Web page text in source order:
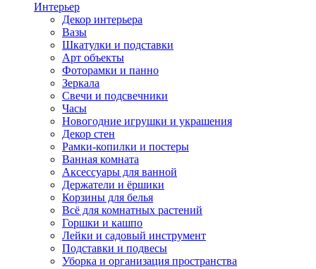
Интерьер
Декор интерьера
Вазы
Шкатулки и подставки
Арт объекты
Фоторамки и панно
Зеркала
Свечи и подсвечники
Часы
Новогодние игрушки и украшения
Декор стен
Рамки-копилки и постеры
Ванная комната
Аксессуары для ванной
Держатели и ёршики
Корзины для белья
Всё для комнатных растений
Горшки и кашпо
Лейки и садовый инструмент
Подставки и подвесы
Уборка и организация пространства